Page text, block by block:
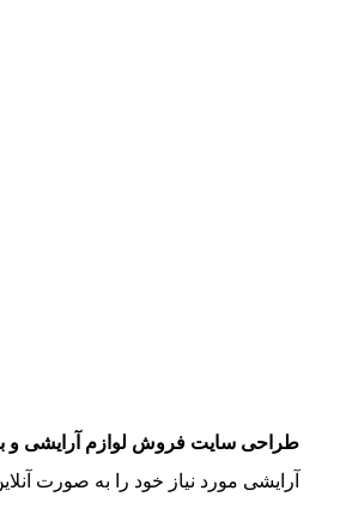
طراحی سایت فروش لوازم آرایشی و
آرایشی مورد نیاز خود را به صورت